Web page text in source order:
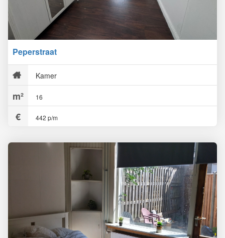
Peperstraat
Kamer
16
442 p/m